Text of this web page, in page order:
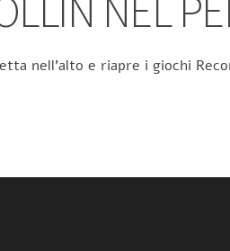
nell’alto e riapre i giochi